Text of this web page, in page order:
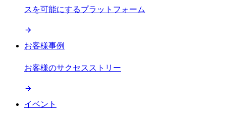
スを可能にするプラットフォーム
お客様事例
お客様のサクセスストリー
イベント